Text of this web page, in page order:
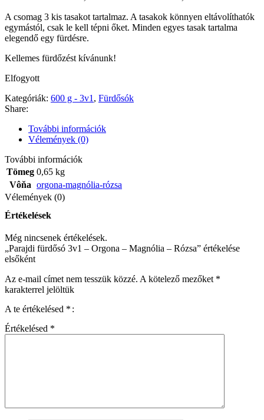
A csomag 3 kis tasakot tartalmaz. A tasakok könnyen eltávolíthatók
egymástól, csak le kell tépni őket. Minden egyes tasak tartalma
elegendő egy fürdésre.
Kellemes fürdőzést kívánunk!
Elfogyott
Kategóriák: 600 g - 3v1 , Fürdősók
Share:
További információk
Vélemények (0)
További információk
Tömeg 0,65 kg
Vôňa orgona-magnólia-rózsa
Vélemények (0)
Értékelések
Még nincsenek értékelések.
„Parajdi fürdősó 3v1 – Orgona – Magnólia – Rózsa” értékelése
elsőként
Az e-mail címet nem tesszük közzé. A kötelező mezőket *
karakterrel jelöltük
A te értékelésed *
Értékelésed *